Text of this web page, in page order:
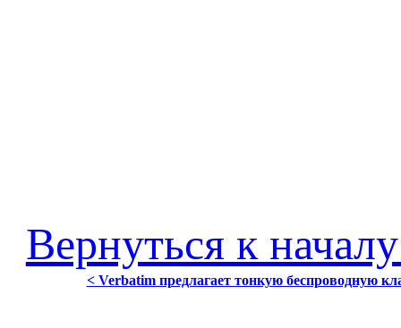
Вернуться к
< Verbatim предлагает тонкую беспроводную